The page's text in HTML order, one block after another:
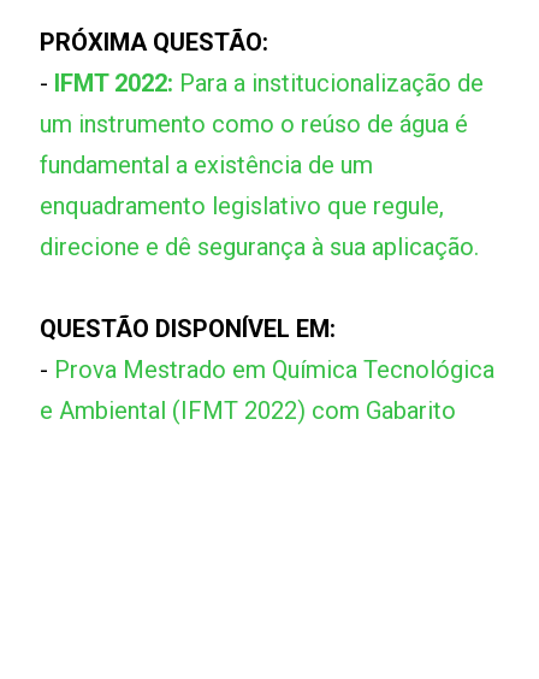
PRÓXIMA QUESTÃO:
- IFMT 2022: Para a institucionalização de
um instrumento como o reúso de água é
fundamental a existência de um
enquadramento legislativo que regule,
direcione e dê segurança à sua aplicação.
QUESTÃO DISPONÍVEL EM:
- Prova Mestrado em Química Tecnológica
e Ambiental (IFMT 2022) com Gabarito